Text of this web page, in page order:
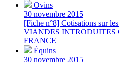
Ovins
30 novembre 2015
[Fiche n°8] Cotisations sur
VIANDES INTRODUITES
FRANCE
Équins
30 novembre 2015